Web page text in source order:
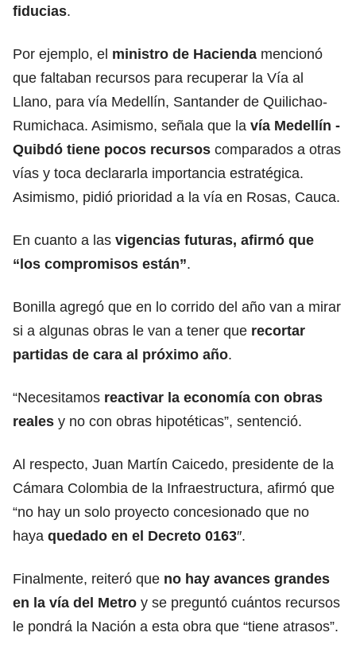
fiducias.
Por ejemplo, el ministro de Hacienda mencionó
que faltaban recursos para recuperar la Vía al
Llano, para vía Medellín, Santander de Quilichao-
Rumichaca. Asimismo, señala que la vía Medellín -
Quibdó tiene pocos recursos comparados a otras
vías y toca declararla importancia estratégica.
Asimismo, pidió prioridad a la vía en Rosas, Cauca.
En cuanto a las vigencias futuras, afirmó que
“los compromisos están”.
Bonilla agregó que en lo corrido del año van a mirar
si a algunas obras le van a tener que recortar
partidas de cara al próximo año.
“Necesitamos reactivar la economía con obras
reales y no con obras hipotéticas”, sentenció.
Al respecto, Juan Martín Caicedo, presidente de la
Cámara Colombia de la Infraestructura, afirmó que
“no hay un solo proyecto concesionado que no
haya quedado en el Decreto 0163″.
Finalmente, reiteró que no hay avances grandes
en la vía del Metro y se preguntó cuántos recursos
le pondrá la Nación a esta obra que “tiene atrasos”.